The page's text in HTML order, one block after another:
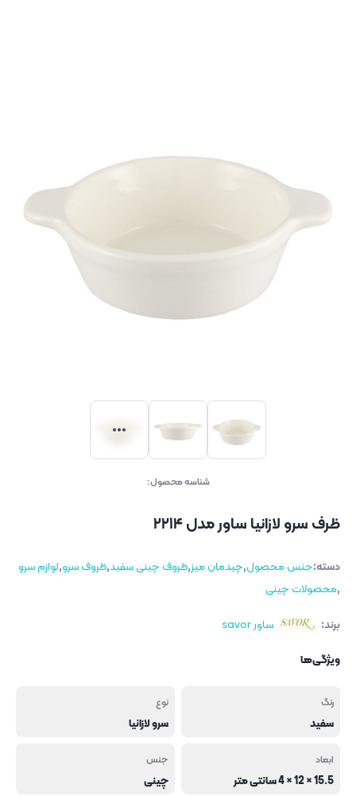
شناسه محصول:
ظرف سرو لازانیا ساور مدل ۲۲۱۴
دسته:جنس محصول,چیدمان میز,ظروف چینی سفید,ظروف سرو,لوازم سرو
,محصولات چینی
برند:
ساور savor
ویژگی‌ها
رنگ
سفید
نوع
سرو لازانیا
ابعاد
15.5 × 12 × 4 سانتی متر
جنس
چینی